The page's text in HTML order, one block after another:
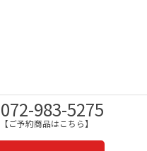
072-983-5275
【ご予約商品はこちら】